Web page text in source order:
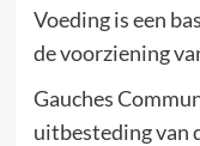
Voeding is een
de voorziening
Gauches
uitbesteding van